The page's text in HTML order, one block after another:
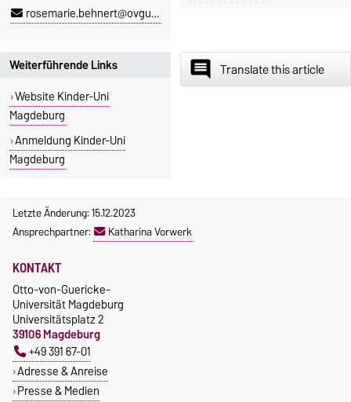
rosemarie.behnert@ovgu.de
Weiterführende Links
Website Kinder-Uni
Magdeburg
Anmeldung Kinder-Uni
Magdeburg
insert_comment Translate this article
Letzte Änderung: 15.12.2023
Ansprechpartner:
Katharina Vorwerk
KONTAKT
Otto-von-Guericke-
Universität Magdeburg
Universitätsplatz 2
39106 Magdeburg
+49 391 67-01
Adresse & Anreise
Presse & Medien